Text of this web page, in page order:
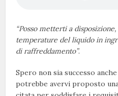
“Posso metterti a
temperature del liquido in
di raffreddamento”.
Spero non sia successo
potrebbe avervi proposto